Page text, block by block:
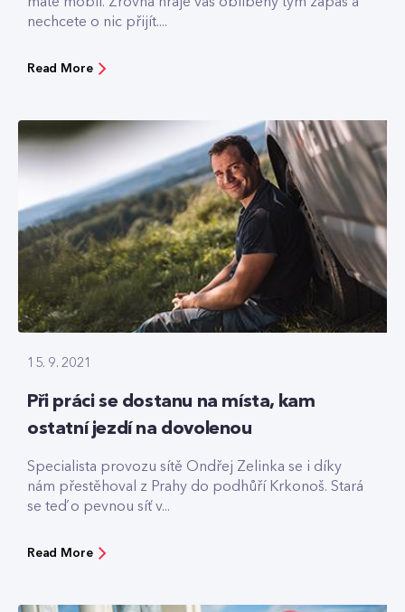
nechcete o nic přijít....
Read More
15. 9. 2021
Při práci se dostanu na místa, kam
ostatní jezdí na dovolenou
Specialista provozu sítě Ondřej Zelinka se i díky
nám přestěhoval z Prahy do podhůří Krkonoš. Stará
se teď o pevnou síť v...
Read More